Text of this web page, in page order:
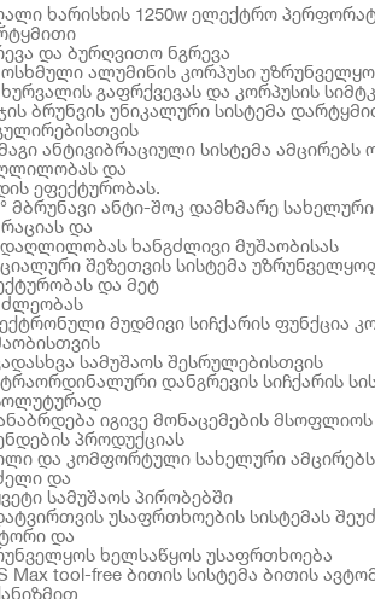
ხარისხის 1250w ელექტრო
და ბურღვითო ნგრევა
ალუმინის კორპუსი
გაფრქვევას და კორპუსის
ბრუნვის უნიკალური სისტემა
ანტივიბრაციული სისტემა ამცირებს
და
ეფექტურობას.
მბრუნავი ანტი-შოკ დამხმარე
და
ხანგძლივი მუშაობისას
შეზეთვის სისტემა
და მეტ
მუდმივი სიჩქარის ფუნქცია
სამუშაოს შესრულებისთვის
დანგრევის სიჩქარის
იგივე მონაცემების
პროდუქციას
და კომფორტული სახელური
და
სამუშაოს პირობებში
უსაფრთხოების სისტემას
და
ხელსაწყოს უსაფრთხოება
Max tool-free ბითის სისტემა ბითის